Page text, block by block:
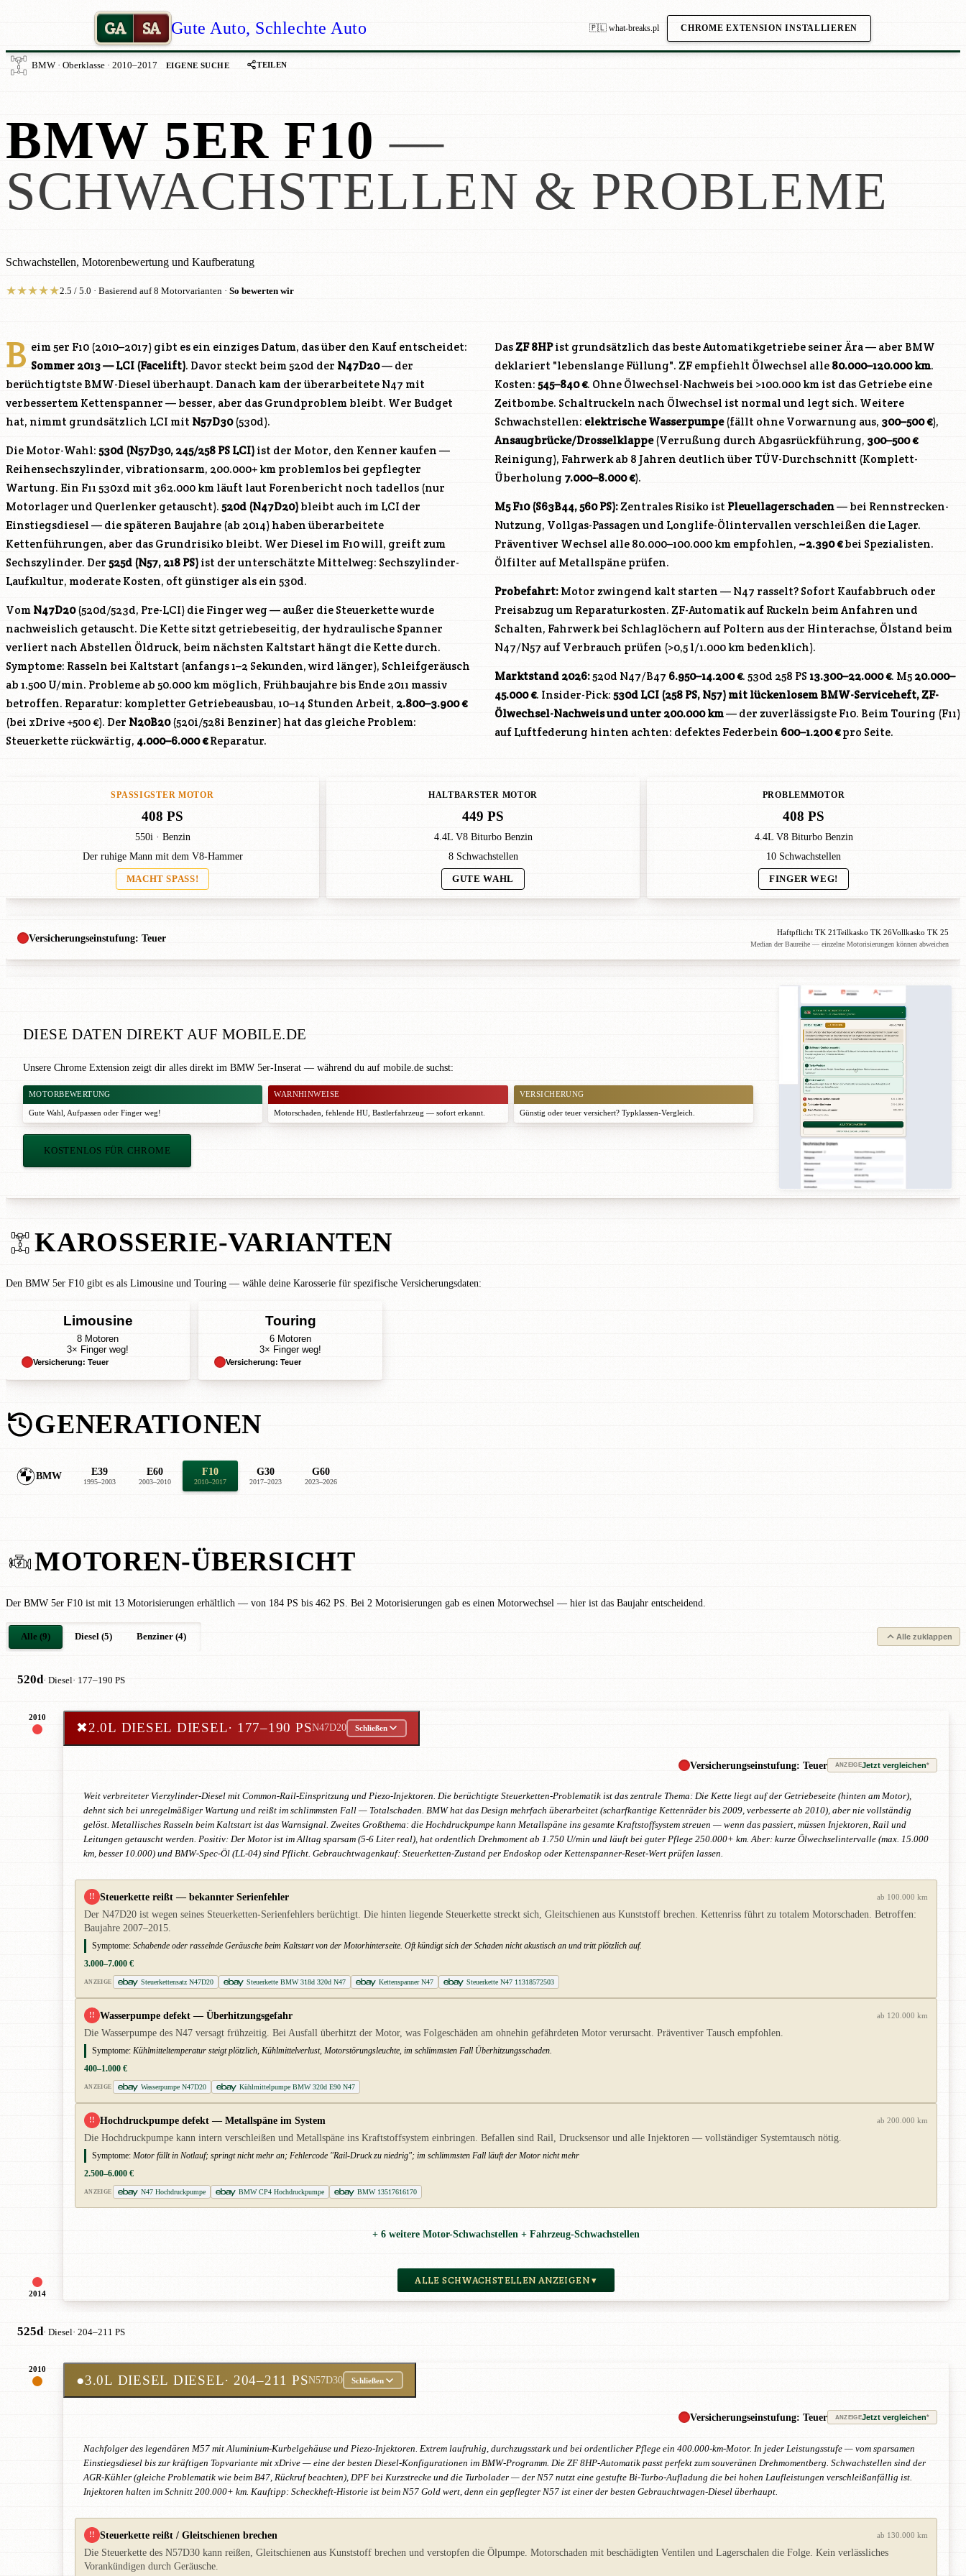
GA SA Gute Auto, Schlechte Auto 🇵🇱 what-breaks.pl CHROME EXTENSION INSTALLIEREN
BMW · Oberklasse · 2010–2017 EIGENE SUCHE TEILEN
BMW 5ER F10 —
SCHWACHSTELLEN & PROBLEME
Schwachstellen, Motorenbewertung und Kaufberatung
★★★★★2.5 / 5.0 · Basierend auf 8 Motorvarianten · So bewerten wir
B eim 5er F10 (2010–2017) gibt es ein einziges Datum, das über den Kauf entscheidet:
Sommer 2013 — LCI (Facelift). Davor steckt beim 520d der N47D20— der
berüchtigtste BMW-Diesel überhaupt. Danach kam der überarbeitete N47 mit
verbessertem Kettenspanner — besser, aber das Grundproblem bleibt. Wer Budget
hat, nimmt grundsätzlich LCI mit N57D30(530d).
Die Motor-Wahl: 530d (N57D30, 245/258 PS LCI) ist der Motor, den Kenner kaufen —
Reihensechszylinder, vibrationsarm, 200.000+ km problemlos bei gepflegter
Wartung. Ein F11 530xd mit 362.000 km läuft laut Forenbericht noch tadellos (nur
Motorlager und Querlenker getauscht). 520d (N47D20) bleibt auch im LCI der
Einstiegsdiesel — die späteren Baujahre (ab 2014) haben überarbeitete
Kettenführungen, aber das Grundrisiko bleibt. Wer Diesel im F10 will, greift zum
Sechszylinder. Der 525d (N57, 218 PS) ist der unterschätzte Mittelweg: Sechszylinder-
Laufkultur, moderate Kosten, oft günstiger als ein 530d.
Vom N47D20(520d/523d, Pre-LCI) die Finger weg — außer die Steuerkette wurde
nachweislich getauscht. Die Kette sitzt getriebeseitig, der hydraulische Spanner
verliert nach Abstellen Öldruck, beim nächsten Kaltstart hängt die Kette durch.
Symptome: Rasseln bei Kaltstart (anfangs 1–2 Sekunden, wird länger), Schleifgeräusch
ab 1.500 U/min. Probleme ab 50.000 km möglich, Frühbaujahre bis Ende 2011 massiv
betroffen. Reparatur: kompletter Getriebeausbau, 10–14 Stunden Arbeit, 2.800–3.900 €
(bei xDrive +500 €). Der N20B20(520i/528i Benziner) hat das gleiche Problem:
Steuerkette rückwärtig, 4.000–6.000 €Reparatur.
DasZF 8HPist grundsätzlich das beste Automatikgetriebe seiner Ära — aber BMW
deklariert "lebenslange Füllung". ZF empfiehlt Ölwechsel alle 80.000–120.000 km.
Kosten: 545–840 €. Ohne Ölwechsel-Nachweis bei >100.000 km ist das Getriebe eine
Zeitbombe. Schaltruckeln nach Ölwechsel ist normal und legt sich. Weitere
Schwachstellen: elektrische Wasserpumpe(fällt ohne Vorwarnung aus, 300–500 €),
Ansaugbrücke/Drosselklappe(Verrußung durch Abgasrückführung, 300–500 €
Reinigung), Fahrwerk ab 8 Jahren deutlich über TÜV-Durchschnitt (Komplett-
Überholung 7.000–8.000 €).
M5 F10 (S63B44, 560 PS):Zentrales Risiko ist Pleuellagerschaden— bei Rennstrecken-
Nutzung, Vollgas-Passagen und Longlife-Ölintervallen verschleißen die Lager.
Präventiver Wechsel alle 80.000–100.000 km empfohlen, ~2.390 €bei Spezialisten.
Ölfilter auf Metallspäne prüfen.
Probefahrt: Motor zwingend kalt starten — N47 rasselt? Sofort Kaufabbruch oder
Preisabzug um Reparaturkosten. ZF-Automatik auf Ruckeln beim Anfahren und
Schalten, Fahrwerk bei Schlaglöchern auf Poltern aus der Hinterachse, Ölstand beim
N47/N57 auf Verbrauch prüfen (>0,5 l/1.000 km bedenklich).
Marktstand 2026:520d N47/B47 6.950–14.200 €. 530d 258 PS 13.300–22.000 €. M5 20.000–
45.000 €. Insider-Pick: 530d LCI (258 PS, N57) mit lückenlosem BMW-Serviceheft, ZF-
Ölwechsel-Nachweis und unter 200.000 km— der zuverlässigste F10. Beim Touring (F11)
auf Luftfederung hinten achten: defektes Federbein 600–1.200 €pro Seite.
SPASSIGSTER MOTOR
408 PS
550i · Benzin
Der ruhige Mann mit dem V8-Hammer
MACHT SPASS!
HALTBARSTER MOTOR
449 PS
4.4L V8 Biturbo Benzin
8 Schwachstellen
GUTE WAHL
PROBLEMMOTOR
408 PS
4.4L V8 Biturbo Benzin
10 Schwachstellen
FINGER WEG!
Versicherungseinstufung: Teuer Haftpflicht TK 21 Teilkasko TK 26Vollkasko TK 25
Median der Baureihe — einzelne Motorisierungen können abweichen
DIESE DATEN DIREKT AUF MOBILE.DE
Unsere Chrome Extension zeigt dir alles direkt im BMW 5er-Inserat — während du auf mobile.de suchst:
MOTORBEWERTUNG
Gute Wahl Aufpassen oder Finger weg!
WARNHINWEISE
Motorschaden, fehlende HU, Bastlerfahrzeug — sofort erkannt.
VERSICHERUNG
Günstig oder teuer versichert? Typklassen-Vergleich.
KOSTENLOS FÜR CHROME
KAROSSERIE-VARIANTEN
Den BMW 5er F10 gibt es als Limousine und Touring — wähle deine Karosserie für spezifische Versicherungsdaten:
Limousine
8 Motoren
3× Finger weg!
Versicherung: Teuer
Touring
6 Motoren
3× Finger weg!
Versicherung: Teuer
GENERATIONEN
BMW E39
1995–2003
E60
2003–2010
F10
2010–2017
G30
2017–2023
G60
2023–2026
MOTOREN-ÜBERSICHT
Der BMW 5er F10 ist mit 13 Motorisierungen erhältlich — von 184 PS bis 462 PS. Bei 2 Motorisierungen gab es einen Motorwechsel — hier ist das Baujahr entscheidend.
Alle (9) Diesel (5) Benziner (4) Alle zuklappen
520d· Diesel· 177–190 PS
2010
2014
✖2.0L DIESEL DIESEL· 177–190 PSN47D20 Schließen
Versicherungseinstufung: Teuer ANZEIGEJetzt vergleichen*
Weit verbreiteter Vierzylinder-Diesel mit Common-Rail-Einspritzung und Piezo-Injektoren. Die berüchtigte Steuerketten-Problematik ist das zentrale Thema: Die Kette liegt auf der Getriebeseite (hinten am Motor),
dehnt sich bei unregelmäßiger Wartung und reißt im schlimmsten Fall — Totalschaden. BMW hat das Design mehrfach überarbeitet (scharfkantige Kettenräder bis 2009, verbesserte ab 2010), aber nie vollständig
gelöst. Metallisches Rasseln beim Kaltstart ist das Warnsignal. Zweites Großthema: die Hochdruckpumpe kann Metallspäne ins gesamte Kraftstoffsystem streuen — wenn das passiert, müssen Injektoren, Rail und
Leitungen getauscht werden. Positiv: Der Motor ist im Alltag sparsam (5-6 Liter real), hat ordentlich Drehmoment ab 1.750 U/min und läuft bei guter Pflege 250.000+ km. Aber: kurze Ölwechselintervalle (max. 15.000
km, besser 10.000) und BMW-Spec-Öl (LL-04) sind Pflicht. Gebrauchtwagenkauf: Steuerketten-Zustand per Endoskop oder Kettenspanner-Reset-Wert prüfen lassen.
!! Steuerkette reißt — bekannter Serienfehler ab 100.000 km
Der N47D20 ist wegen seines Steuerketten-Serienfehlers berüchtigt. Die hinten liegende Steuerkette streckt sich, Gleitschienen aus Kunststoff brechen. Kettenriss führt zu totalem Motorschaden. Betroffen:
Baujahre 2007–2015.
Symptome: Schabende oder rasselnde Geräusche beim Kaltstart von der Motorhinterseite. Oft kündigt sich der Schaden nicht akustisch an und tritt plötzlich auf.
3.000–7.000 €
ANZEIGE Steuerkettensatz N47D20 Steuerkette BMW 318d 320d N47 Kettenspanner N47 Steuerkette N47 11318572503
!! Wasserpumpe defekt — Überhitzungsgefahr ab 120.000 km
Die Wasserpumpe des N47 versagt frühzeitig. Bei Ausfall überhitzt der Motor, was Folgeschäden am ohnehin gefährdeten Motor verursacht. Präventiver Tausch empfohlen.
Symptome: Kühlmitteltemperatur steigt plötzlich, Kühlmittelverlust, Motorstörungsleuchte, im schlimmsten Fall Überhitzungsschaden.
400–1.000 €
ANZEIGE Wasserpumpe N47D20 Kühlmittelpumpe BMW 320d E90 N47
!! Hochdruckpumpe defekt — Metallspäne im System ab 200.000 km
Die Hochdruckpumpe kann intern verschleißen und Metallspäne ins Kraftstoffsystem einbringen. Befallen sind Rail, Drucksensor und alle Injektoren — vollständiger Systemtausch nötig.
Symptome: Motor fällt in Notlauf; springt nicht mehr an; Fehlercode "Rail-Druck zu niedrig"; im schlimmsten Fall läuft der Motor nicht mehr
2.500–6.000 €
ANZEIGE N47 Hochdruckpumpe BMW CP4 Hochdruckpumpe BMW 13517616170
+ 6 weitere Motor-Schwachstellen + Fahrzeug-Schwachstellen
ALLE SCHWACHSTELLEN ANZEIGEN ▾
525d· Diesel· 204–211 PS
2010
●3.0L DIESEL DIESEL· 204–211 PSN57D30 Schließen
Versicherungseinstufung: Teuer ANZEIGEJetzt vergleichen*
Nachfolger des legendären M57 mit Aluminium-Kurbelgehäuse und Piezo-Injektoren. Extrem laufruhig, durchzugsstark und bei ordentlicher Pflege ein 400.000-km-Motor. In jeder Leistungsstufe — vom sparsamen
Einstiegsdiesel bis zur kräftigen Topvariante mit xDrive — eine der besten Diesel-Konfigurationen im BMW-Programm. Die ZF 8HP-Automatik passt perfekt zum souveränen Drehmomentberg. Schwachstellen sind der
AGR-Kühler (gleiche Problematik wie beim B47, Rückruf beachten), DPF bei Kurzstrecke und die Turbolader — der N57 nutzt eine gestufte Bi-Turbo-Aufladung die bei hohen Laufleistungen verschleißanfällig ist.
Injektoren halten im Schnitt 200.000+ km. Kauftipp: Scheckheft-Historie ist beim N57 Gold wert, denn ein gepflegter N57 ist einer der besten Gebrauchtwagen-Diesel überhaupt.
!! Steuerkette reißt / Gleitschienen brechen ab 130.000 km
Die Steuerkette des N57D30 kann reißen, Gleitschienen aus Kunststoff brechen und verstopfen die Ölpumpe. Motorschaden mit beschädigten Ventilen und Lagerschalen die Folge. Kein verlässliches
Vorankündigen durch Geräusche.